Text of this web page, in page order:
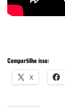
Compartilhe isso:
X